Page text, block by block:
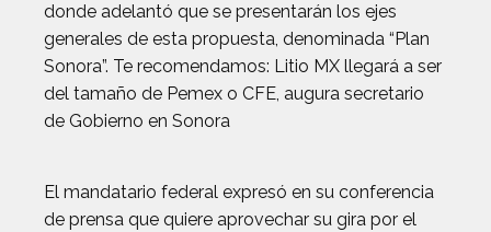
donde adelantó que se presentarán los ejes
generales de esta propuesta, denominada “Plan
Sonora”. Te recomendamos: Litio MX llegará a ser
del tamaño de Pemex o CFE, augura secretario
de Gobierno en Sonora
El mandatario federal expresó en su conferencia
de prensa que quiere aprovechar su gira por el